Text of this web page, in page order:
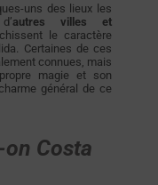
uns des lieux les
autres villes et
le caractère
Certaines de ces
connues, mais
magie et son
général de ce
Costa